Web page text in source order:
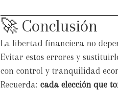
🚀 Conclusión
La libertad financiera no
Evitar estos errores y
con control y tranquilidad
Recuerda: cada elección que